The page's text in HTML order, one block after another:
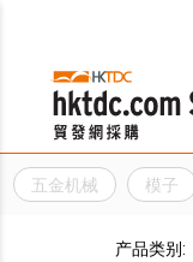
五金机械 模子
产品类别: